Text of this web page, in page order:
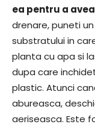
ea pentru a
drenare, puneti
substratului in
planta cu apa si
dupa care
plastic. Atunci
abureasca,
aeriseasca. Este